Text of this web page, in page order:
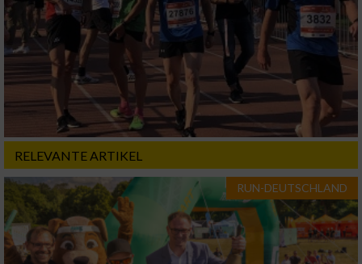
RELEVANTE ARTIKEL
RUN-DEUTSCHLAND